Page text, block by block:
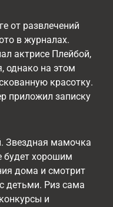
от развлечений
в журналах.
актрисе Плейбой,
однако на этом
красотку.
приложил записку
Звездная мамочка
будет хорошим
дома и смотрит
детьми. Риз сама
и